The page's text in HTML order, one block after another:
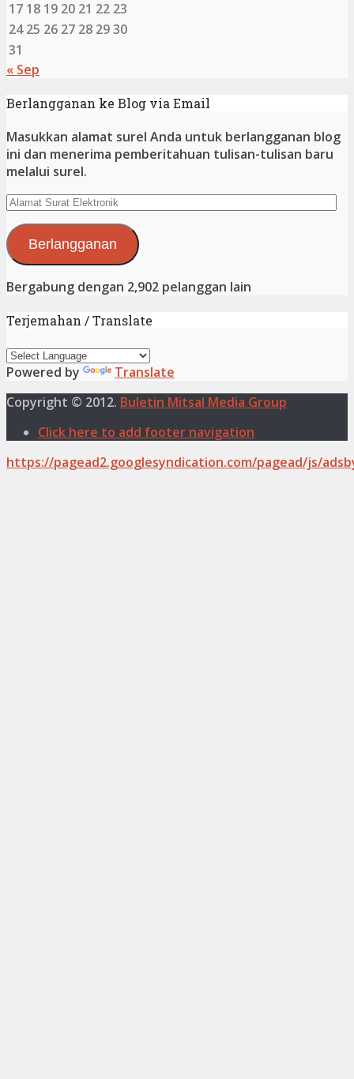
17 18 19 20 21 22 23
24 25 26 27 28 2930
31
« Sep
Berlangganan ke Blog via Email
Masukkan alamat surel Anda untuk berlangganan blog
ini dan menerima pemberitahuan tulisan-tulisan baru
melalui surel.
Alamat
Elektronik
Berlangganan
Bergabung dengan 2,902 pelanggan lain
Terjemahan / Translate
Powered by
Translate
Copyright © 2012. Buletin Mitsal Media Group
Click here to add footer navigation
https://pagead2.googlesyndication.com/pagead/js/